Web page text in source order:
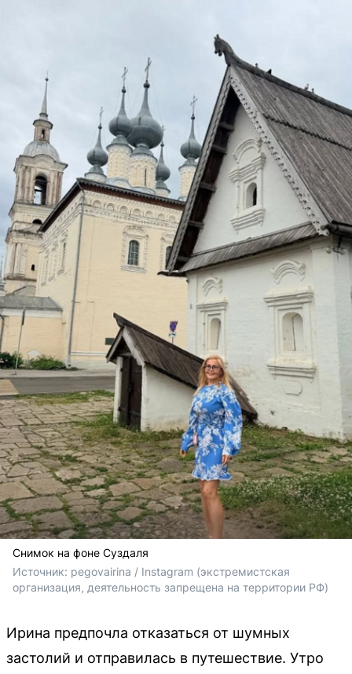
Снимок на фоне Суздаля
Источник: pegovairina / Instagram (экстремистская
организация, деятельность запрещена на территории РФ)
Ирина предпочла отказаться от шумных
застолий и отправилась в путешествие. Утро